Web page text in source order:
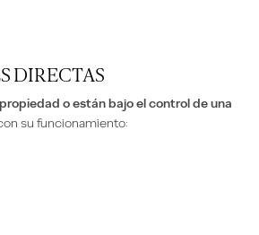
DIRECTAS
o están bajo el control de una
su funcionamiento: